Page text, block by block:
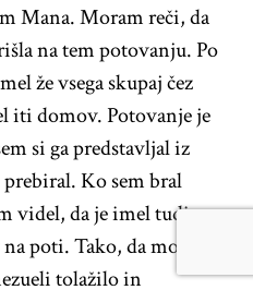
Mana. Moram reči, da
na tem potovanju. Po
že vsega skupaj čez
iti domov. Potovanje je
si ga predstavljal iz
Ko sem bral
videl, da je imel tudi on
poti. Tako, da moram
tolažilo in